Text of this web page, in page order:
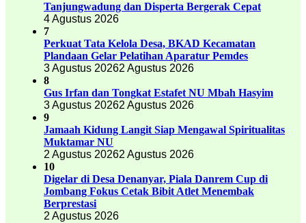
Tanjungwadung dan Disperta Bergerak Cepat
4 Agustus 2026
7
Perkuat Tata Kelola Desa, BKAD Kecamatan
Plandaan Gelar Pelatihan Aparatur Pemdes
3 Agustus 20262 Agustus 2026
8
Gus Irfan dan Tongkat Estafet NU Mbah Hasyim
3 Agustus 20262 Agustus 2026
9
Jamaah Kidung Langit Siap Mengawal Spiritualitas
Muktamar NU
2 Agustus 20262 Agustus 2026
10
Digelar di Desa Denanyar, Piala Danrem Cup di
Jombang Fokus Cetak Bibit Atlet Menembak
Berprestasi
2 Agustus 2026